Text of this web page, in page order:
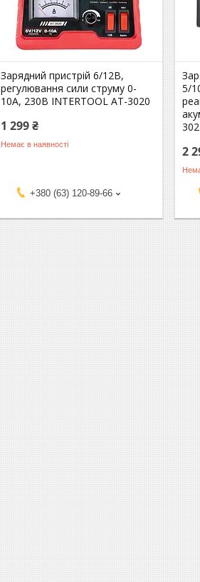
Зарядний пристрій 6/12В,
регулювання сили струму 0-
10А, 230В INTERTOOL AT-3020
1 299 ₴
Немає в наявності
+380 (63) 120-89-66
5/
2